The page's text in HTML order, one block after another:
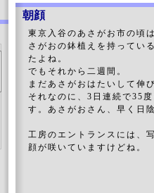
朝顔
東京入谷のあさがお市の頃
さがおの鉢植えを持ってい
たよね。
でもそれから二週間。
まだあさがおはたいして伸
それなのに、3日連続で35
す。あさがおさん、早く日
工房のエントランスには、
顔が咲いていますけどね。